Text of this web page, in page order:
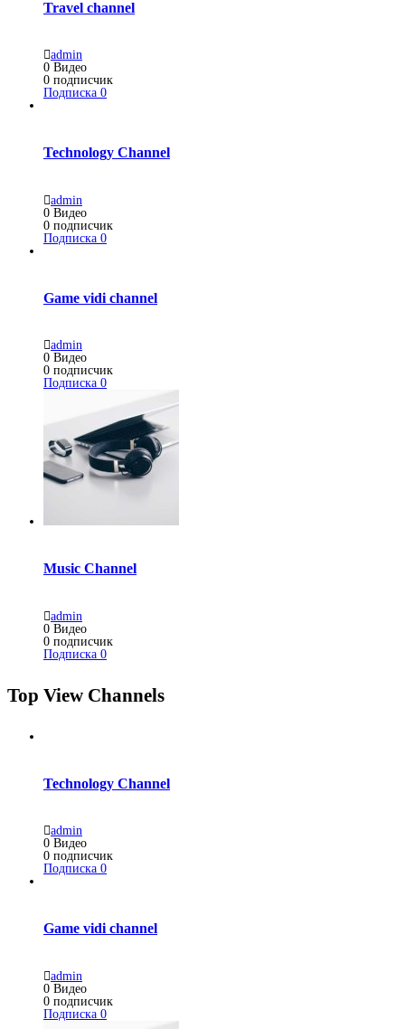
Travel channel
admin
0 Видео
0 подписчик
Подписка 0
Technology Channel
admin
0 Видео
0 подписчик
Подписка 0
Game vidi channel
admin
0 Видео
0 подписчик
Подписка 0
Music Channel
admin
0 Видео
0 подписчик
Подписка 0
Top View Channels
Technology Channel
admin
0 Видео
0 подписчик
Подписка 0
Game vidi channel
admin
0 Видео
0 подписчик
Подписка 0